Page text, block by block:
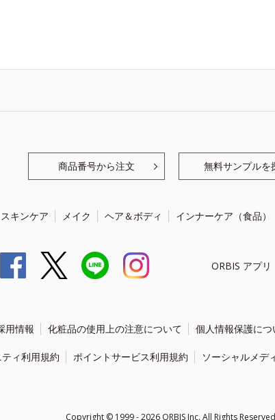
商品番号から注文 無料サンプルを
スキンケア メイク ヘア＆ボディ インナーケア（食品）
ORBIS アプリ
用情報 化粧品の使用上の注意について 個人情報保護につ
ィ利用規約 ポイントサービス利用規約 ソーシャルメデ
Copyright © 1999 - 2026 ORBIS Inc. All Rights